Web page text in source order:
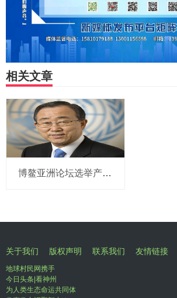
相关文章
博鳌亚洲论坛选举产生新一届理事会 潘基文当选理事长
关于我们 版权声明 联系我们 友情链接
地球村民网携手
今日头条|看神州
为人类生态命运共同体